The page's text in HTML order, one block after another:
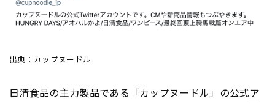
出典：カップヌードル
日清食品の主力製品である「カップヌードル」の公式ア